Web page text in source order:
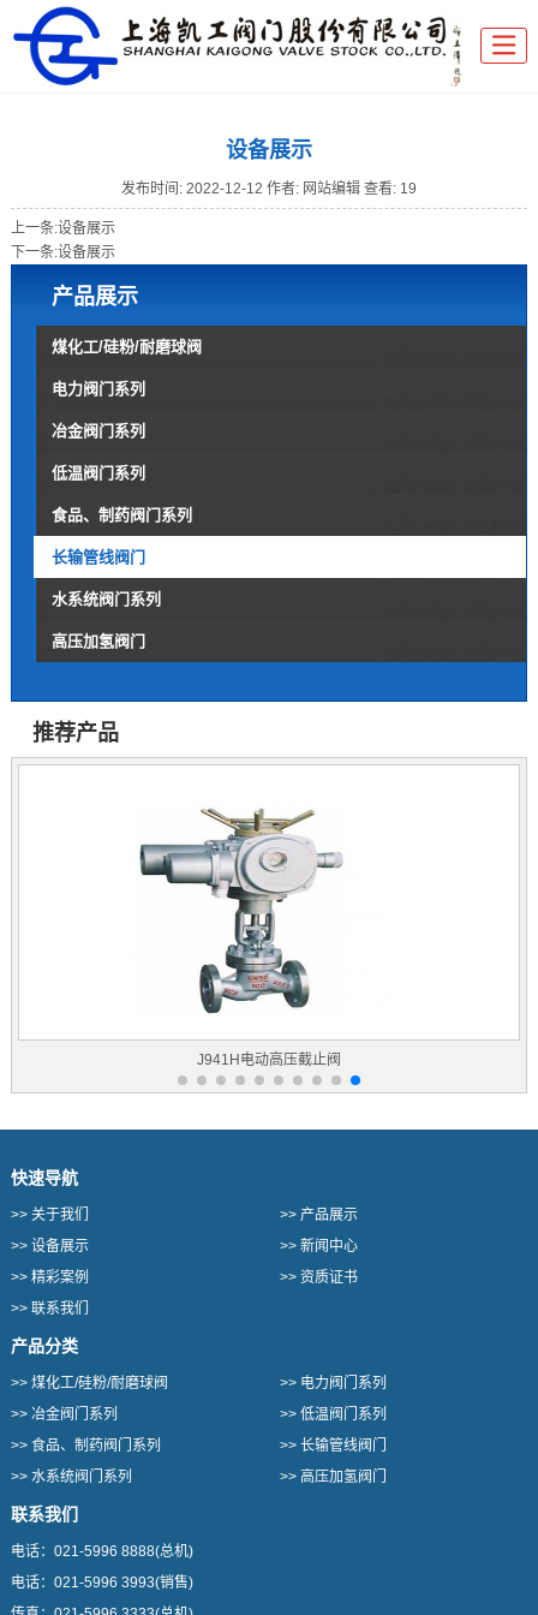
设备展示
发布时间: 2022-12-12 作者: 网站编辑 查看: 19
上一条:设备展示
下一条:设备展示
产品展示
煤化工/硅粉/耐磨球阀
电力阀门系列
冶金阀门系列
低温阀门系列
食品、制药阀门系列
长输管线阀门
水系统阀门系列
高压加氢阀门
推荐产品
J941H电动高压截止阀
快速导航
>> 关于我们 >> 产品展示
>> 设备展示 >> 新闻中心
>> 精彩案例 >> 资质证书
>> 联系我们
产品分类
>> 煤化工/硅粉/耐磨球阀 >> 电力阀门系列
>> 冶金阀门系列 >> 低温阀门系列
>> 食品、制药阀门系列 >> 长输管线阀门
>> 水系统阀门系列 >> 高压加氢阀门
联系我们
电话： 021-5996 8888(总机)
电话： 021-5996 3993(销售)